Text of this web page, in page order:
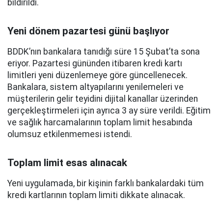
bildirildi.
Yeni dönem pazartesi günü başlıyor
BDDK’nın bankalara tanıdığı süre 15 Şubat’ta sona
eriyor. Pazartesi gününden itibaren kredi kartı
limitleri yeni düzenlemeye göre güncellenecek.
Bankalara, sistem altyapılarını yenilemeleri ve
müşterilerin gelir teyidini dijital kanallar üzerinden
gerçekleştirmeleri için ayrıca 3 ay süre verildi. Eğitim
ve sağlık harcamalarının toplam limit hesabında
olumsuz etkilenmemesi istendi.
Toplam limit esas alınacak
Yeni uygulamada, bir kişinin farklı bankalardaki tüm
kredi kartlarının toplam limiti dikkate alınacak.